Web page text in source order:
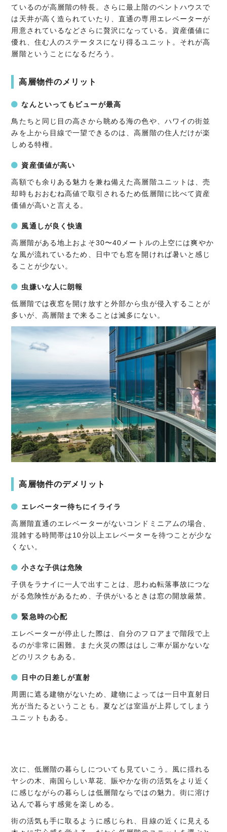
ているのが高層階の特長。さらに最上階のペントハウスで
は天井が高く造られていたり、直通の専用エレベーターが
用意されているなどさらに贅沢になっている。資産価値に
優れ、住む人のステータスになり得るユニット。それが高
層階ということになるだろう。
高層物件のメリット
なんといってもビューが最高
鳥たちと同じ目の高さから眺める海の色や、ハワイの街並
みを上から目線で一望できるのは、高層階の住人だけが楽
しめる特権。
資産価値が高い
高額でも余りある魅力を兼ね備えた高層階ユニットは、売
却時もおおむね高値で取引されるため低層階に比べて資産
価値が高いと言える。
風通しが良く快適
高層階がある地上およそ30〜40メートルの上空には爽やか
な風が流れているため、日中でも窓を開ければ暑いと感じ
ることが少ない。
虫嫌いな人に朗報
低層階では夜窓を開け放すと外部から虫が侵入することが
多いが、高層階まで来ることは滅多にない。
高層物件のデメリット
エレベーター待ちにイライラ
高層階直通のエレベーターがないコンドミニアムの場合、
混雑する時間帯は10分以上エレベーターを待つことが少な
くない。
小さな子供は危険
子供をラナイに一人で出すことは、思わぬ転落事故につな
がる危険性があるため、子供がいるときは窓の開放厳禁。
緊急時の心配
エレベーターが停止した際は、自分のフロアまで階段で上
るのが非常に困難。また火災の際ははしご車が届かないな
どのリスクもある。
日中の日差しが直射
周囲に遮る建物がないため、建物によっては一日中直射日
光が当たるということも。夏などは室温が上昇してしまう
ユニットもある。
次に、低層階の暮らしについても見ていこう。風に揺れる
ヤシの木、南国らしい草花、賑やかな街の活気をより近く
に感じながらの暮らしは低層階ならではの魅力。街に溶け
込んで暮らす感覚を楽しめる。
街の活気も手に取るように感じられ、目線の近くに見える